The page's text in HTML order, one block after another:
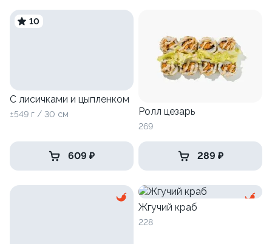
10
С лисичками и цыпленком
±549 г / 30 см
609 ₽
Ролл цезарь
269
289 ₽
Жгучий краб
228